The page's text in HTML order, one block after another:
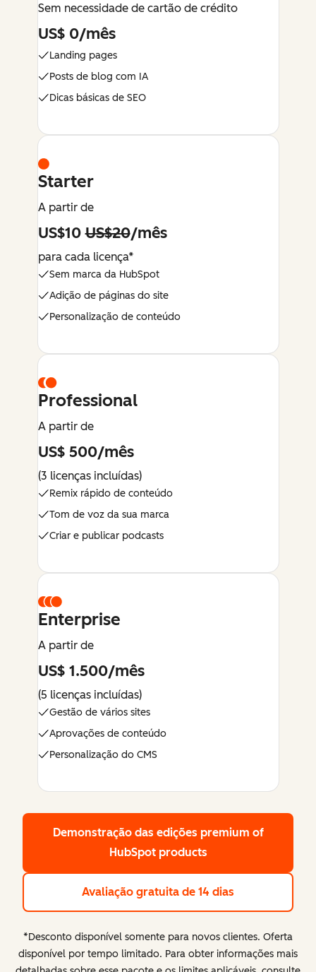
Sem necessidade de cartão de crédito
US$ 0/mês
Landing pages
Posts de blog com IA
Dicas básicas de SEO
Starter
A partir de
US$10US$20/mês
para cada licença*
Sem marca da HubSpot
Adição de páginas do site
Personalização de conteúdo
Professional
A partir de
US$ 500/mês
(3 licenças incluídas)
Remix rápido de conteúdo
Tom de voz da sua marca
Criar e publicar podcasts
Enterprise
A partir de
US$ 1.500/mês
(5 licenças incluídas)
Gestão de vários sites
Aprovações de conteúdo
Personalização do CMS
Demonstração das edições premium of
HubSpot products
Avaliação gratuita de 14 dias
*Desconto disponível somente para novos clientes. Oferta
disponível por tempo limitado. Para obter informações mais